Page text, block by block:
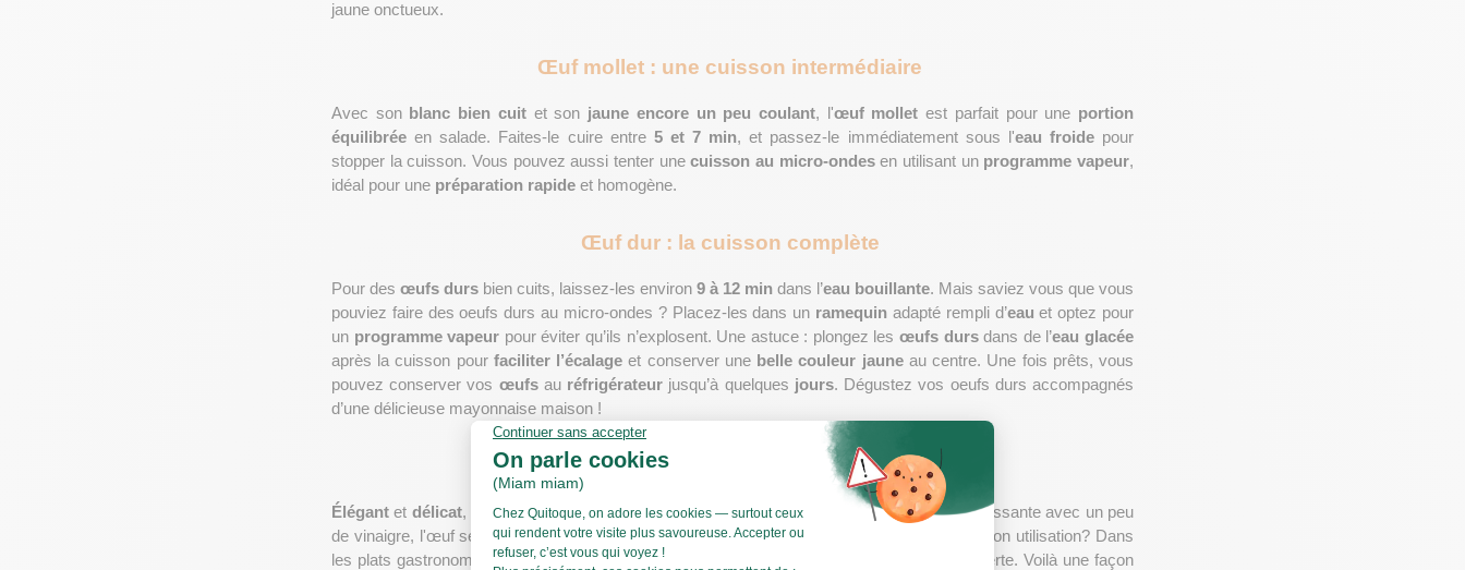
jaune onctueux.
Œuf mollet : une cuisson intermédiaire
Avec son blanc bien cuit et son jaune encore un peu coulant, l'œuf mollet est parfait pour une portion
équilibrée en salade. Faites-le cuire entre 5 et 7 min, et passez-le immédiatement sous l'eau froide pour
stopper la cuisson. Vous pouvez aussi tenter une cuisson au micro-ondes en utilisant un programme vapeur,
idéal pour une préparation rapide et homogène.
Œuf dur : la cuisson complète
Pour des œufs durs bien cuits, laissez-les environ 9 à 12 min dans l’eau bouillante. Mais saviez vous que vous
pouviez faire des oeufs durs au micro-ondes ? Placez-les dans un ramequin adapté rempli d’eau et optez pour
un programme vapeur pour éviter qu’ils n’explosent. Une astuce : plongez les œufs durs dans de l’eau glacée
après la cuisson pour faciliter l’écalage et conserver une belle couleur jaune au centre. Une fois prêts, vous
pouvez conserver vos œufs au réfrigérateur jusqu’à quelques jours. Dégustez vos oeufs durs accompagnés
d’une délicieuse mayonnaise maison !
Élégant et délicat, l'œuf poché est une technique culinaire à part. Plongé dans une eau frémissante avec un peu
de vinaigre, l'œuf se cuit en 3 à 4 min. Le jaune doit rester liquide et le blanc enveloppant. Son utilisation? Dans
les plats gastronomiques comme les Eggs Benedict ou simplement posé sur une salade verte. Voilà une façon